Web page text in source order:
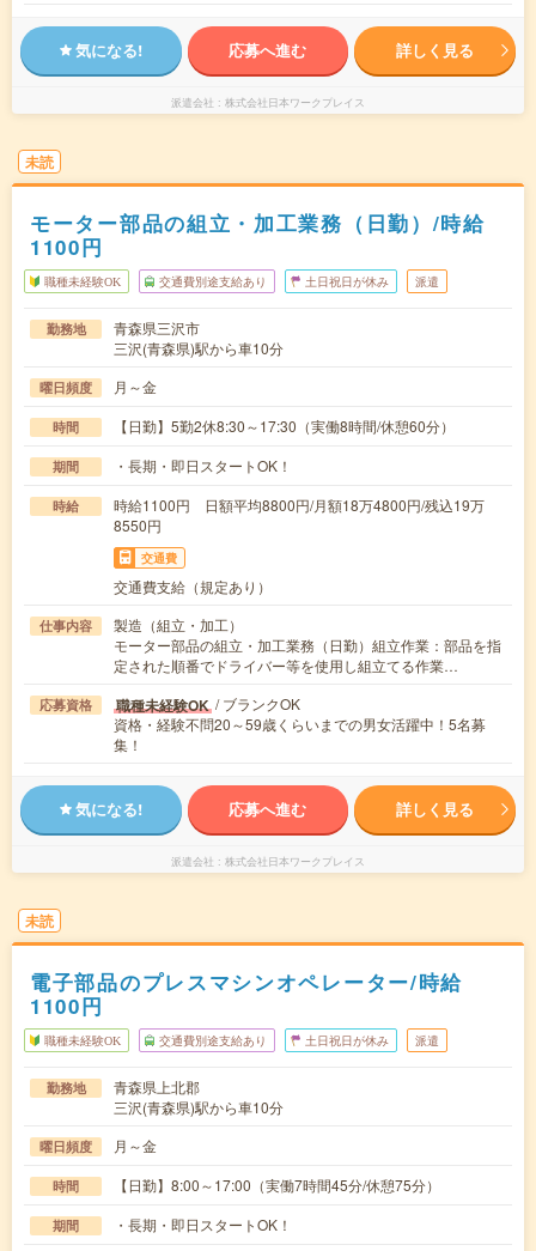
気になる! 応募へ進む 詳しく見る
派遣会社 株式会社日本ワークプレイス
未読
モーター部品の組立・加工業務（日勤）/時給
1100円
職種未経験OK 交通費別途支給あり 土日祝日が休み 派遣
勤務地
青森県三沢市
三沢(青森県)駅から車10分
曜日頻度 月～金
時間 【日勤】5勤2休8:30～17:30（実働8時間/休憩60分）
期間 ・長期・即日スタートOK！
時給
時給1100円 日額平均8800円/月額18万4800円/残込19万
8550円
交通費
交通費支給（規定あり）
仕事内容
製造（組立・加工）
モーター部品の組立・加工業務（日勤）組立作業：部品を指
定された順番でドライバー等を使用し組立てる作業…
応募資格 職種未経験OK / ブランクOK
資格・経験不問20～59歳くらいまでの男女活躍中！5名募
集！
気になる! 応募へ進む 詳しく見る
派遣会社 株式会社日本ワークプレイス
未読
電子部品のプレスマシンオペレーター/時給
1100円
職種未経験OK 交通費別途支給あり 土日祝日が休み 派遣
勤務地
青森県上北郡
三沢(青森県)駅から車10分
曜日頻度 月～金
時間 【日勤】8:00～17:00（実働7時間45分/休憩75分）
期間 ・長期・即日スタートOK！